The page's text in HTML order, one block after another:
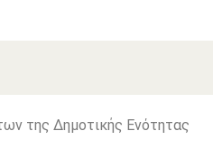
της Δημοτικής Ενότητας